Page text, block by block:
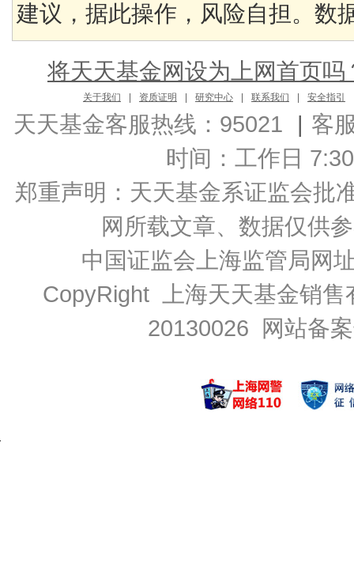
建议，据此操作，风险自担。数
将天天基金网设为上网首页吗
关于我们 资质证明 研究中心 联系我们 安全指引
天天基金客服热线：95021 | 客
时间：工作日
郑重声明： 天天基金系证监会批
网所载文章、数据仅供
中国证监会上海监管局网
CopyRight 上海天天基金销
20130026 网站备